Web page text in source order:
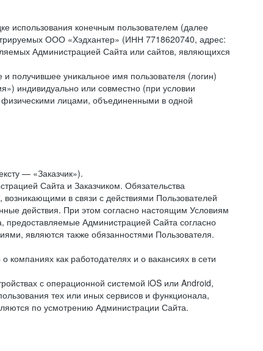
использования конечным пользователем (далее
ООО «Хэдхантер» (ИНН 7718620740, адрес:
Администрацией Сайта или сайтов, являющихся
получившее уникальное имя пользователя (логин)
индивидуально или совместно (при условии
лицами, объединенными в одной
— «Заказчик»).
Сайта и Заказчиком. Обязательства
в связи с действиями Пользователей
действия. При этом согласно настоящим Условиям
предоставляемые Администрацией Сайта согласно
являются также обязанностями Пользователя.
как работодателях и о вакансиях в сети
с операционной системой iOS или Android,
тех или иных сервисов и функционала,
по усмотрению Администрации Сайта.